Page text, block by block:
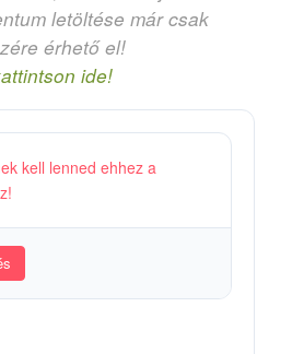
letöltése már csak
érhető el!
ide!
kell lenned ehhez a